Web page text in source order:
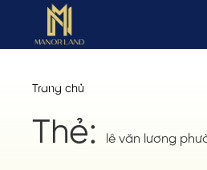
Trang chủ
Thẻ: lê văn lương